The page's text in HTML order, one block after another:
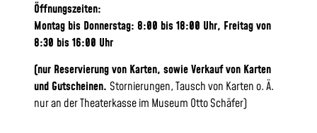
Öffnungszeiten:
Montag bis Donnerstag: 8:00 bis 18:00 Uhr, Freitag von
8:30 bis 16:00 Uhr
(nur Reservierung von Karten, sowie Verkauf von Karten
und Gutscheinen. Stornierungen, Tausch von Karten o. Ä.
nur an der Theaterkasse im Museum Otto Schäfer)